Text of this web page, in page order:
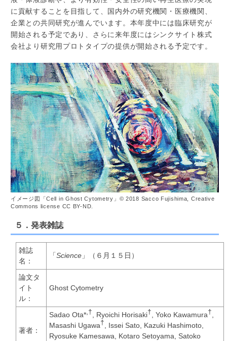
に貢献することを目指して、国内外の研究機関・医療機関、
企業との共同研究が進んでいます。本年度中には臨床研究が
開始される予定であり、さらに来年度にはシンクサイト株式
会社より研究用プロトタイプの提供が開始される予定です。
イメージ図「Cell in Ghost Cytometry」© 2018 Sacco Fujishima, Creative
Commons license CC BY-ND.
５．発表雑誌
雑誌
名：
「 Science 」（６月１５日）
論文タ
イト
ル：
Ghost Cytometry
著者：
Sadao Ota* ,†, Ryoichi Horisaki†, Yoko Kawamura†,
Masashi Ugawa†, Issei Sato, Kazuki Hashimoto,
Ryosuke Kamesawa, Kotaro Setoyama, Satoko